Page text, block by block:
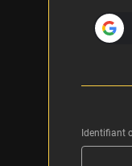
Identifiant